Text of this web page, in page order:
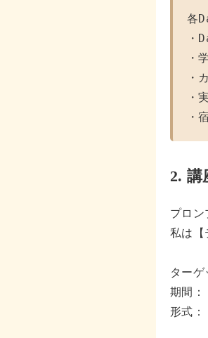
各
・
・
・
・
・
2. 講
プロン
私は【
ターゲ
期間：
形式：